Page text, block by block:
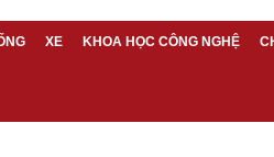
XE KHOA HỌC CÔNG NGHỆ